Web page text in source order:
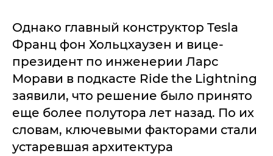
Однако главный конструктор Tesla
Франц фон Хольцхаузен и вице-
президент по инженерии Ларс
Морави в подкасте Ride the Lightning
заявили, что решение было принято
еще более полутора лет назад. По их
словам, ключевыми факторами стали
устаревшая архитектура